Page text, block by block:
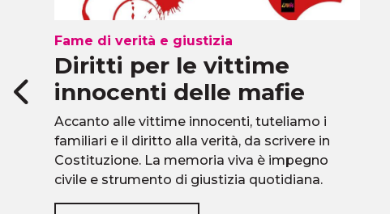
Fame di verità e giustizia
Diritti per le vittime
innocenti delle mafie
Accanto alle vittime innocenti, tuteliamo i
familiari e il diritto alla verità, da scrivere in
Costituzione. La memoria viva è impegno
civile e strumento di giustizia quotidiana.